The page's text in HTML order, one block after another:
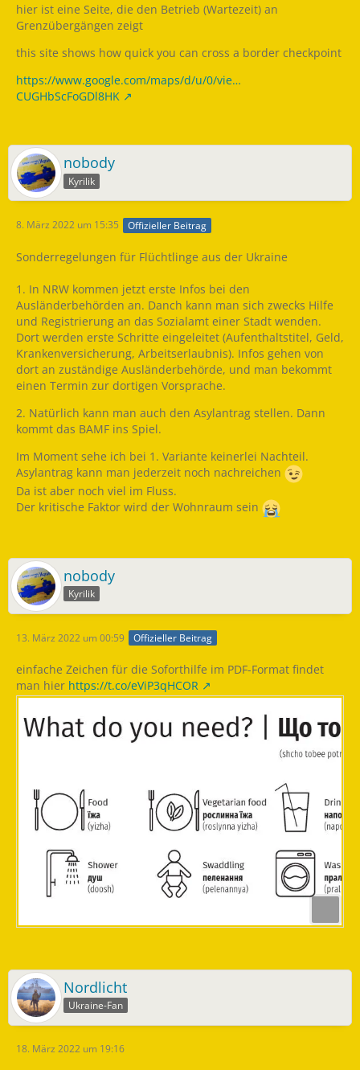
hier ist eine Seite, die den Betrieb (Wartezeit) an
Grenzübergängen zeigt
this site shows how quick you can cross a border checkpoint
https://www.google.com/maps/d/u/0/vie…
CUGHbScFoGDl8HK
nobody
Kyrilik
8. März 2022 um 15:35 Offizieller Beitrag
Sonderregelungen für Flüchtlinge aus der Ukraine
1. In NRW kommen jetzt erste Infos bei den
Ausländerbehörden an. Danch kann man sich zwecks Hilfe
und Registrierung an das Sozialamt einer Stadt wenden.
Dort werden erste Schritte eingeleitet (Aufenthaltstitel, Geld,
Krankenversicherung, Arbeitserlaubnis). Infos gehen von
dort an zuständige Ausländerbehörde, und man bekommt
einen Termin zur dortigen Vorsprache.
2. Natürlich kann man auch den Asylantrag stellen. Dann
kommt das BAMF ins Spiel.
Im Moment sehe ich bei 1. Variante keinerlei Nachteil.
Asylantrag kann man jederzeit noch nachreichen
Da ist aber noch viel im Fluss.
Der kritische Faktor wird der Wohnraum sein
nobody
Kyrilik
13. März 2022 um 00:59 Offizieller Beitrag
einfache Zeichen für die Soforthilfe im PDF-Format findet
man hier https://t.co/eViP3qHCOR
Nordlicht
Ukraine-Fan
18. März 2022 um 19:16